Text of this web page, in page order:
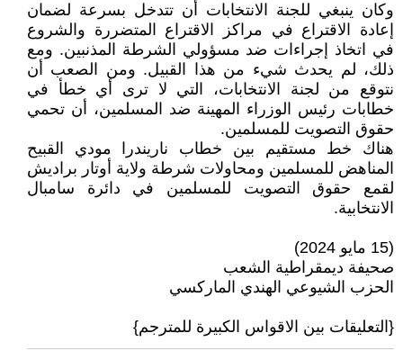
وكان ينبغي للجنة الانتخابات أن تتدخل بسرعة لضمان
إعادة الاقتراع في مراكز الاقتراع المتضررة والشروع
في اتخاذ إجراءات ضد مسؤولي الشرطة المذنبين. ومع
ذلك، لم يحدث شيء من هذا القبيل. ومن الصعب أن
نتوقع من لجنة الانتخابات، التي لا ترى أي خطأ في
خطابات رئيس الوزراء المهينة ضد المسلمين، أن تحمي
حقوق التصويت للمسلمين.
هناك خط مستقيم بين خطاب ناريندرا مودي القبيح
المناهض للمسلمين ومحاولات شرطة ولاية أوتار براديش
لقمع حقوق التصويت للمسلمين في دائرة سامبال
الانتخابية.
(15 مايو 2024)
صحيفة ديمقراطية الشعب
الحزب الشيوعي الهندي الماركسي
{التعليقات بين الاقواس الكبيرة للمترجم}